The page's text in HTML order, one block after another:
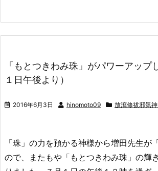
「もとつきわみ珠」がパワーアップ
１日午後より）
2016年6月3日 hinomoto09 放瀉修祓邪気
「珠」の力を預かる神様から増田先生が
ので、またもや「もとつきわみ珠」の輝